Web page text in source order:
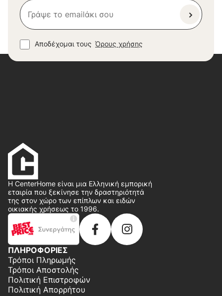
Αποδέχομαι τους Όρους χρήσης
Η CenterHome είναι μια Ελληνική εμπορική
εταιρία που ξεκίνησε την δραστηριότητά
της στον χώρο των επίπλων και ειδών
οικιακής χρήσεως το 1996.
ΠΛΗΡΟΦΟΡΙΕΣ
Τρόποι Πληρωμής
Τρόποι Αποστολής
Πολιτική Επιστροφών
Πολιτική Απορρήτου